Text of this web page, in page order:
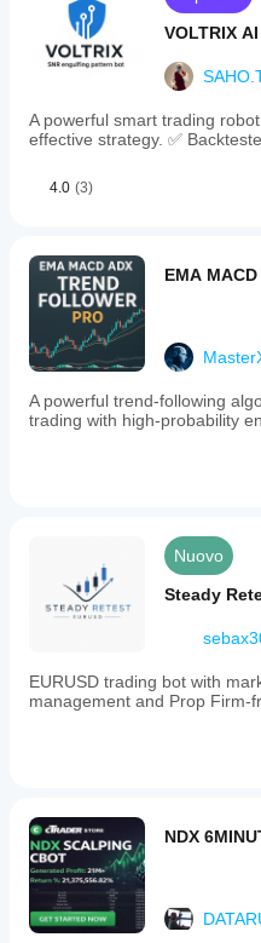
VOLTRIX AI
A powerful smart trading
effective strategy. ✅
4.0 (3)
EMA
A powerful trend-following
trading with high-probability
Nuovo
Steady
EURUSD trading bot with
management and Prop Firm-
NDX